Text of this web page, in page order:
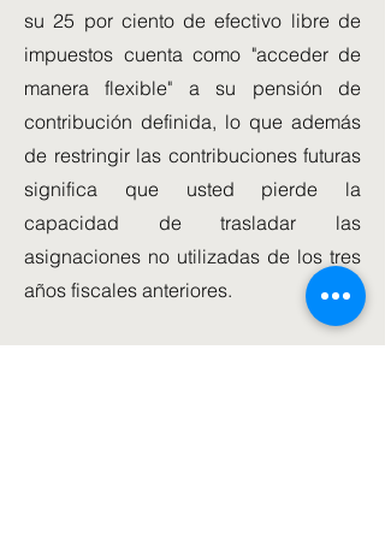
su 25 por ciento de efectivo libre de
impuestos cuenta como "acceder de
manera flexible" a su pensión de
contribución definida, lo que además
de restringir las contribuciones futuras
significa que usted pierde la
capacidad de trasladar las
asignaciones no utilizadas de los tres
años fiscales anteriores.